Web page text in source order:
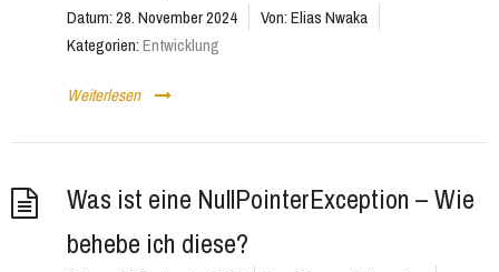
Datum:28. November 2024 Von:Elias Nwaka
Kategorien:Entwicklung
Weiterlesen
Was ist eine NullPointerException – Wie
behebe ich diese?